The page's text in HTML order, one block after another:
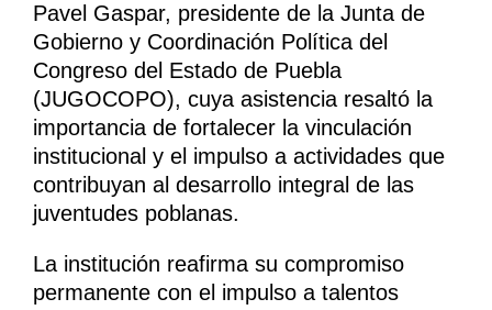
Pavel Gaspar, presidente de la Junta de
Gobierno y Coordinación Política del
Congreso del Estado de Puebla
(JUGOCOPO), cuya asistencia resaltó la
importancia de fortalecer la vinculación
institucional y el impulso a actividades que
contribuyan al desarrollo integral de las
juventudes poblanas.
La institución reafirma su compromiso
permanente con el impulso a talentos